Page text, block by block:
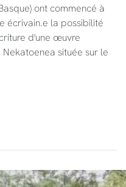
ont commencé à
écrivain.e la possibilité
d'une œuvre
située sur le